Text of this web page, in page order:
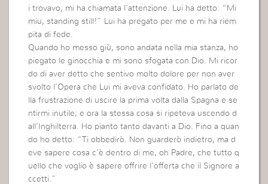
i trovavo, mi ha chiamata l’attenzione. Lui ha detto: “Mi
miu, standing still!” Lui ha pregato per me e mi ha riem
pita di fede.
Quando ho messo giù, sono andata nella mia stanza, ho
piegato le ginocchia e mi sono sfogata con Dio. Mi ricor
do di aver detto che sentivo molto dolore per non aver
svolto l’Opera che Lui mi aveva confidato. Ho parlato de
lla frustrazione di uscire la prima volta dalla Spagna e se
ntirmi inutile; e ora la stessa cosa si ripeteva uscendo d
all’Inghilterra. Ho pianto tanto davanti a Dio. Fino a quan
do ho detto: “Ti obbedirò. Non guarderò indietro, ma d
eve sapere cosa c’è dentro di me, oh Padre, che tutto q
uello che voglio è sapere offrire l’offerta che il Signore a
ccetti.”